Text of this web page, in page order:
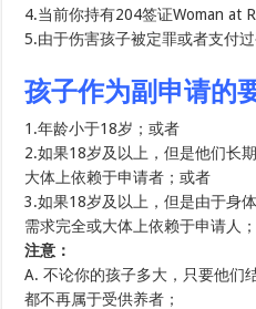
4.当前你持有204签证Woman at
5.由于伤害孩子被定罪或者支付过
孩子作为副申请的
1.年龄小于18岁；或者
2.如果18岁及以上，但是他们长
大体上依赖于申请者；或者
3.如果18岁及以上，但是由于身
需求完全或大体上依赖于申请人；
注意：
A. 不论你的孩子多大，只要他们
都不再属于受供养者；